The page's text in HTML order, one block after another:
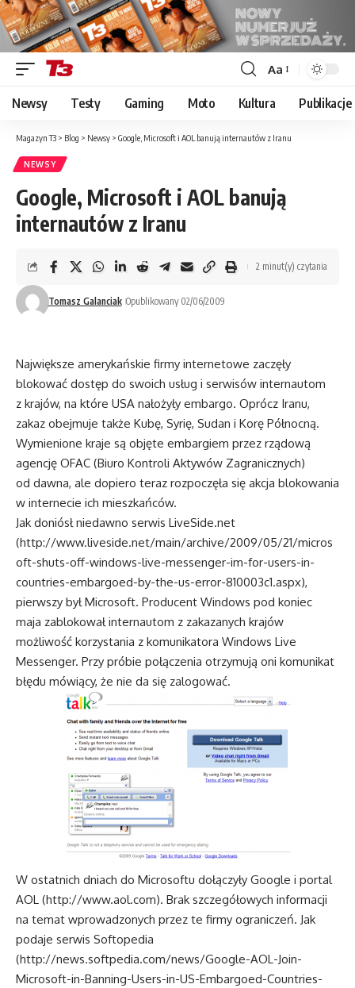
Font
Resizer
Aa
Newsy Testy Gaming Moto Kultura Publikacje
Magazyn T3 > Blog > Newsy > Google, Microsoft i AOL banują internautów z Iranu
NEWSY
Google, Microsoft i AOL banują
internautów z Iranu
Tomasz Galanciak Opublikowany 02/06/2009
2 minut(y) czytania
Największe amerykańskie firmy internetowe zaczęły
blokować dostęp do swoich usług i serwisów internautom
z krajów, na które USA nałożyły embargo. Oprócz Iranu,
zakaz obejmuje także Kubę, Syrię, Sudan i Korę Północną.
Wymienione kraje są objęte embargiem przez rządową
agencję OFAC (Biuro Kontroli Aktywów Zagranicznych)
od dawna, ale dopiero teraz rozpoczęła się akcja blokowania
w internecie ich mieszkańców.
Jak doniósł niedawno serwis LiveSide.net
(http://www.liveside.net/main/archive/2009/05/21/micros
oft-shuts-off-windows-live-messenger-im-for-users-in-
countries-embargoed-by-the-us-error-810003c1.aspx),
pierwszy był Microsoft. Producent Windows pod koniec
maja zablokował internautom z zakazanych krajów
możliwość korzystania z komunikatora Windows Live
Messenger. Przy próbie połączenia otrzymują oni komunikat
błędu mówiący, że nie da się zalogować.
W ostatnich dniach do Microsoftu dołączyły Google i portal
AOL (http://www.aol.com). Brak szczegółowych informacji
na temat wprowadzonych przez te firmy ograniczeń. Jak
podaje serwis Softopedia
(http://news.softpedia.com/news/Google-AOL-Join-
Microsoft-in-Banning-Users-in-US-Embargoed-Countries-